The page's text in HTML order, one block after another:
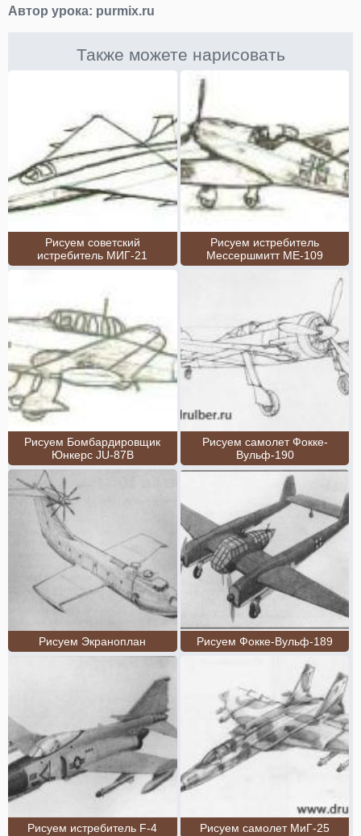
Автор урока: purmix.ru
Также можете нарисовать
Рисуем советский
истребитель МИГ-21
Рисуем истребитель
Мессершмитт МЕ-109
Рисуем Бомбардировщик
Юнкерс JU-87B
Рисуем самолет Фокке-
Вульф-190
Рисуем Экраноплан Рисуем Фокке-Вульф-189
Рисуем истребитель F-4 Рисуем самолет МиГ-25